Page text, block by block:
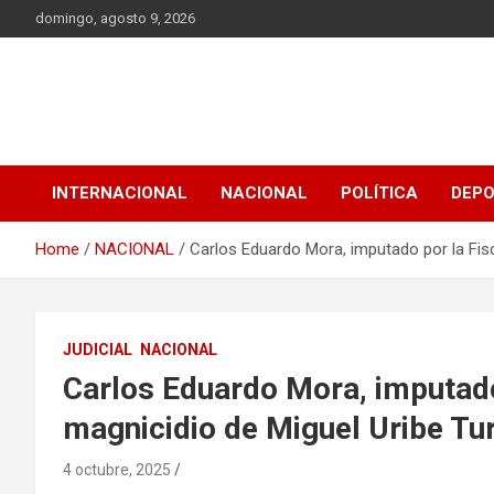
to
domingo, agosto 9, 2026
INTERNACIONAL NACIONAL POLÍTICA
Home NACIONAL Carlos Eduardo Mora, imputado por la
JUDICIAL NACIONAL
Carlos Eduardo Mora,
magnicidio de Miguel Uribe
4 octubre, 2025